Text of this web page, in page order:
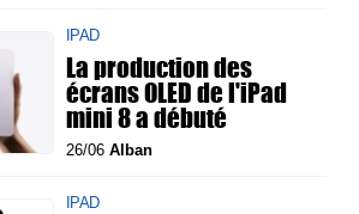
IPAD
La production des
écrans OLED de l'iPad
mini 8 a débuté
26/06 Alban
IPAD